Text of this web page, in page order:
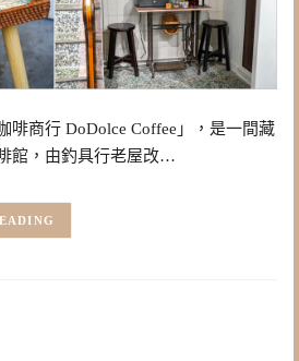
啡商行 DoDolce Coffee」，是一間藏
館，由釣具行老屋改…